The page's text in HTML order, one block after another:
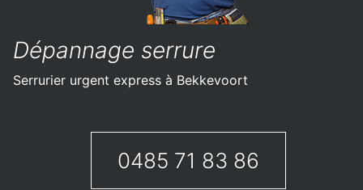
Dépannage serrure
Serrurier urgent express à Bekkevoort
0485 71 83 86